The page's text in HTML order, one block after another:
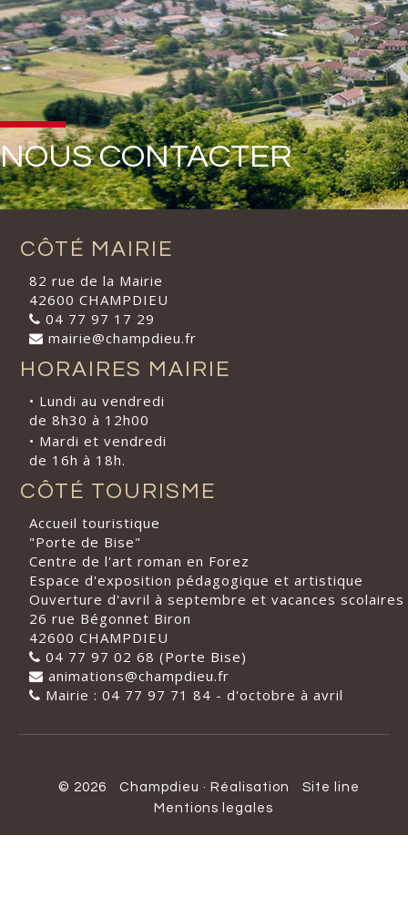
NOUS CONTACTER
CÔTÉ MAIRIE
82 rue de la Mairie
42600 CHAMPDIEU
04 77 97 17 29
mairie@champdieu.fr
HORAIRES MAIRIE
• Lundi au vendredi
de 8h30 à 12h00
• Mardi et vendredi
de 16h à 18h.
CÔTÉ TOURISME
Accueil touristique
"Porte de Bise"
Centre de l'art roman en Forez
Espace d'exposition pédagogique et artistique
Ouverture d'avril à septembre et vacances scolaires
26 rue Bégonnet Biron
42600 CHAMPDIEU
04 77 97 02 68 (Porte Bise)
animations@champdieu.fr
Mairie : 04 77 97 71 84 - d'octobre à avril
© 2026 Champdieu · Réalisation
Site line
Mentions legales